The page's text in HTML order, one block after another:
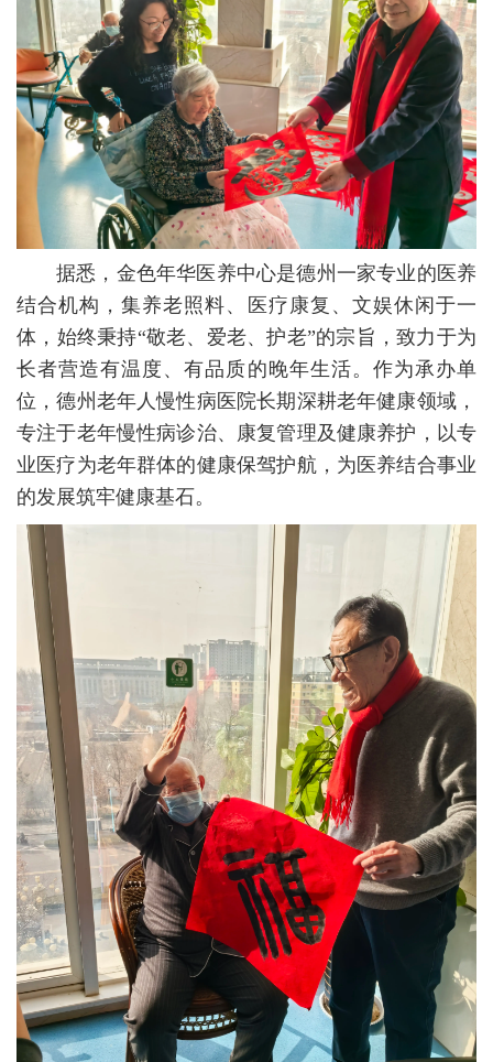
据悉，金色年华医养中心是德州一家专业的医养
结合机构，集养老照料、医疗康复、文娱休闲于一
体，始终秉持“敬老、爱老、护老”的宗旨，致力于为
长者营造有温度、有品质的晚年生活。作为承办单
位，德州老年人慢性病医院长期深耕老年健康领域，
专注于老年慢性病诊治、康复管理及健康养护，以专
业医疗为老年群体的健康保驾护航，为医养结合事业
的发展筑牢健康基石。